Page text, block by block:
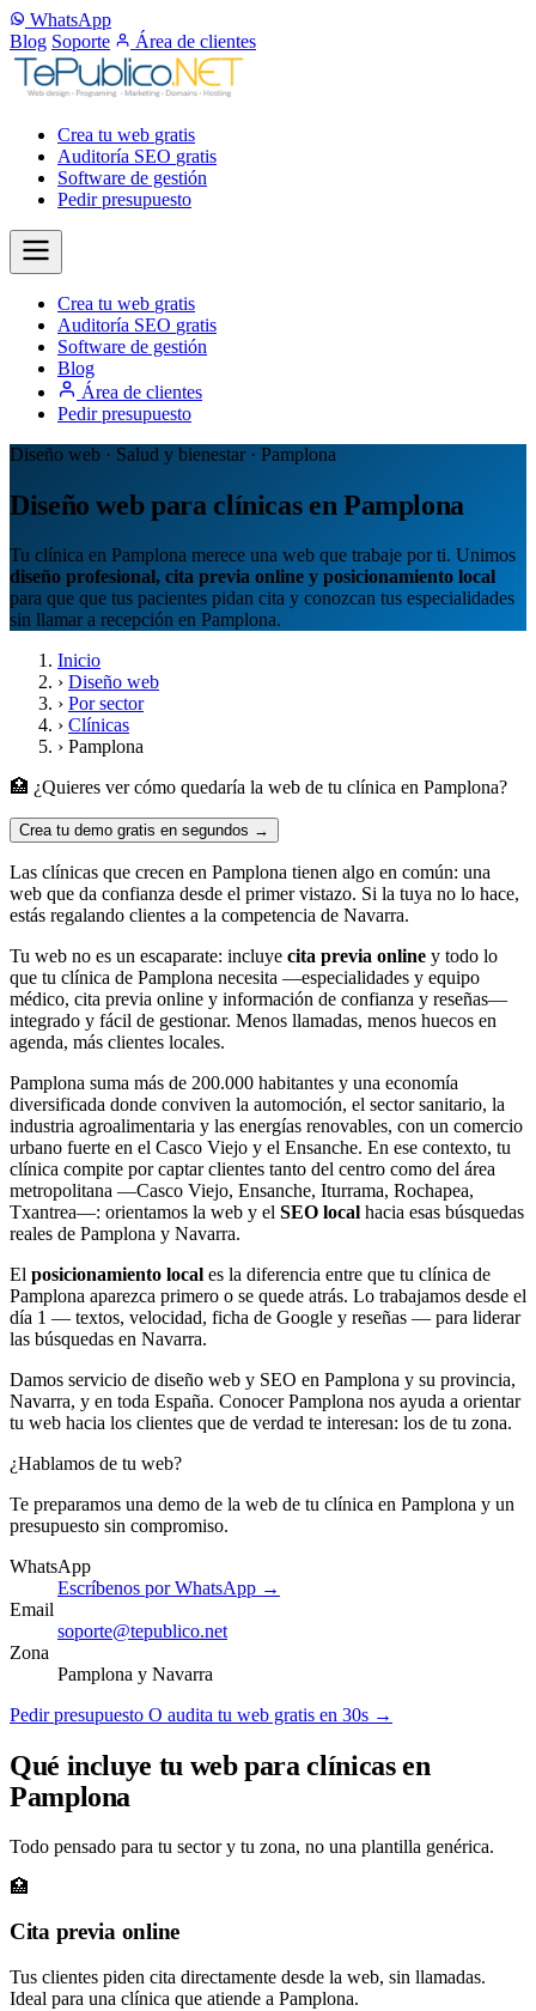
WhatsApp
Blog Soporte Área de clientes
Crea tu web gratis
Auditoría SEO gratis
Software de gestión
Pedir presupuesto
Crea tu web gratis
Auditoría SEO gratis
Software de gestión
Blog
Área de clientes
Pedir presupuesto
Diseño web · Salud y bienestar · Pamplona
Diseño web para clínicas en Pamplona
Tu clínica en Pamplona merece una web que trabaje por ti. Unimos
diseño profesional, cita previa online y posicionamiento local
para que que tus pacientes pidan cita y conozcan tus especialidades
sin llamar a recepción en Pamplona.
Inicio
› Diseño web
› Por sector
› Clínicas
› Pamplona
🏥 ¿Quieres ver cómo quedaría la web de tu clínica en Pamplona?
Crea tu demo gratis en segundos →
Las clínicas que crecen en Pamplona tienen algo en común: una
web que da confianza desde el primer vistazo. Si la tuya no lo hace,
estás regalando clientes a la competencia de Navarra.
Tu web no es un escaparate: incluye cita previa online y todo lo
que tu clínica de Pamplona necesita —especialidades y equipo
médico, cita previa online y información de confianza y reseñas—
integrado y fácil de gestionar. Menos llamadas, menos huecos en
agenda, más clientes locales.
Pamplona suma más de 200.000 habitantes y una economía
diversificada donde conviven la automoción, el sector sanitario, la
industria agroalimentaria y las energías renovables, con un comercio
urbano fuerte en el Casco Viejo y el Ensanche. En ese contexto, tu
clínica compite por captar clientes tanto del centro como del área
metropolitana —Casco Viejo, Ensanche, Iturrama, Rochapea,
Txantrea—: orientamos la web y el SEO local hacia esas búsquedas
reales de Pamplona y Navarra.
El posicionamiento local es la diferencia entre que tu clínica de
Pamplona aparezca primero o se quede atrás. Lo trabajamos desde el
día 1 — textos, velocidad, ficha de Google y reseñas — para liderar
las búsquedas en Navarra.
Damos servicio de diseño web y SEO en Pamplona y su provincia,
Navarra, y en toda España. Conocer Pamplona nos ayuda a orientar
tu web hacia los clientes que de verdad te interesan: los de tu zona.
¿Hablamos de tu web?
Te preparamos una demo de la web de tu clínica en Pamplona y un
presupuesto sin compromiso.
WhatsApp
Escríbenos por WhatsApp →
Email
soporte@tepublico.net
Zona
Pamplona y Navarra
Pedir presupuesto O audita tu web gratis en 30s →
Qué incluye tu web para clínicas en
Pamplona
Todo pensado para tu sector y tu zona, no una plantilla genérica.
🏥
Cita previa online
Tus clientes piden cita directamente desde la web, sin llamadas.
Ideal para una clínica que atiende a Pamplona.